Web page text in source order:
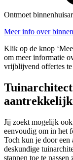
Ontmoet
Meer info over
Klik op de knop
om meer informatie
vrijblijvend offertes
Jij zoekt mogelijk
eenvoudig om in het
Toch kun je door een
deskundige
stappen toe te